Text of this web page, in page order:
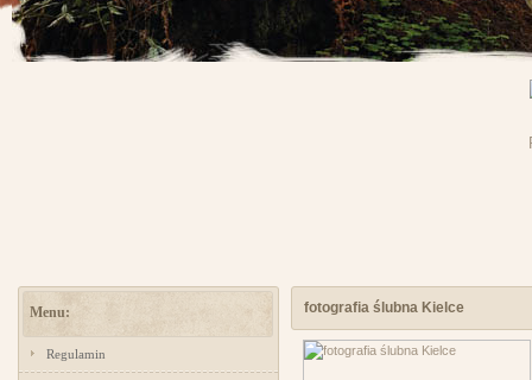
Menu:
Regulamin
fotografia ślubna Kielce